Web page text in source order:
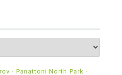
- Panattoni North Park -